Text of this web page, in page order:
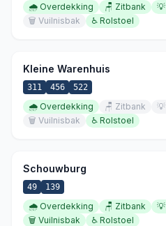
🌧️ Overdekking 🪑 Zitbank 💡
🗑️ Vuilnisbak ♿ Rolstoel
Kleine Warenhuis
311 456 522
🌧️ Overdekking 🪑 Zitbank 💡
🗑️ Vuilnisbak ♿ Rolstoel
Schouwburg
49 139
🌧️ Overdekking 🪑 Zitbank 💡
🗑️ Vuilnisbak ♿ Rolstoel